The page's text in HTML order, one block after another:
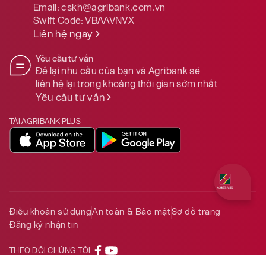
Email:cskh@agribank.com.vn
Swift Code:VBAAVNVX
Liên hệ ngay
Yêu cầu tư vấn
Để lại nhu cầu của bạn và Agribank sẽ
liên hệ lại trong khoảng thời gian sớm nhất
Yêu cầu tư vấn
TẢI AGRIBANK PLUS
Điều khoản sử dụngAn toàn & Bảo mậtSơ đồ trang
Đăng ký nhận tin
THEO DÕI CHÚNG TÔI
Quý